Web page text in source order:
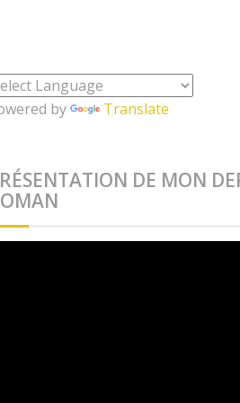
by Translate
DE MON